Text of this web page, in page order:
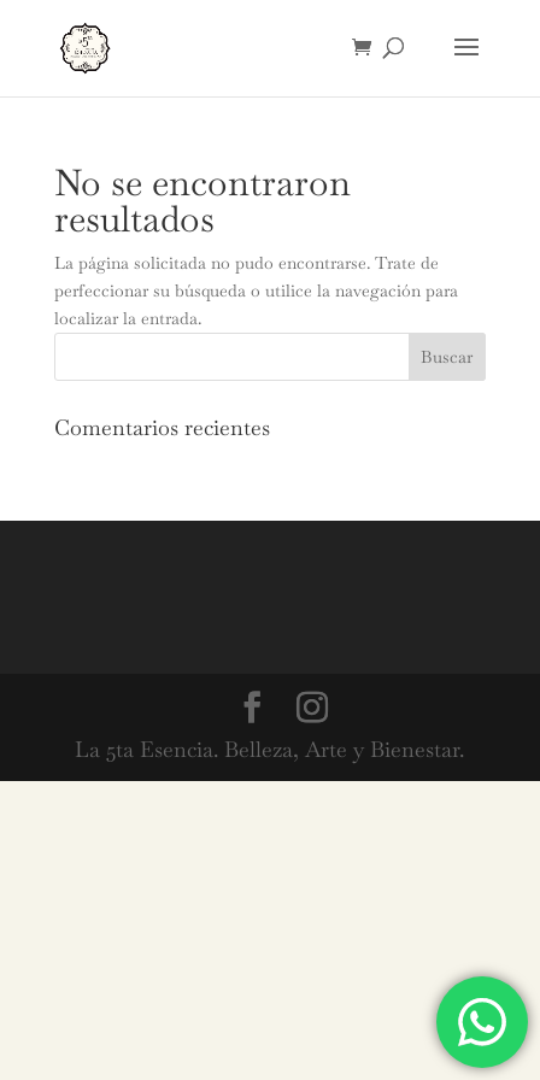
No se encontraron
resultados
La página solicitada no pudo encontrarse. Trate de
perfeccionar su búsqueda o utilice la navegación para
localizar la entrada.
Comentarios recientes
La 5ta Esencia. Belleza, Arte y Bienestar.